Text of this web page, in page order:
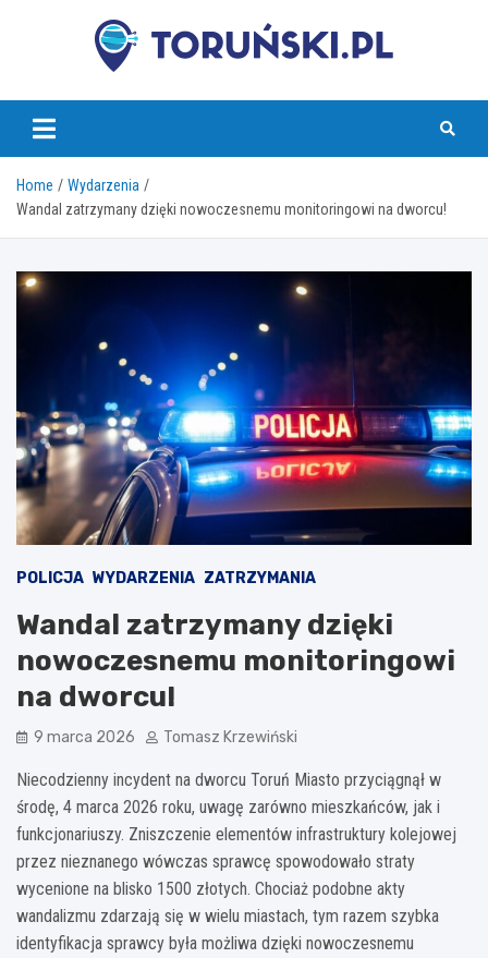
torunski.pl
Home
Wydarzenia
Wandal zatrzymany dzięki nowoczesnemu monitoringowi na dworcu!
POLICJA WYDARZENIA ZATRZYMANIA
Wandal zatrzymany dzięki
nowoczesnemu monitoringowi
na dworcu!
9 marca 2026 Tomasz Krzewiński
Niecodzienny incydent na dworcu Toruń Miasto przyciągnął w
środę, 4 marca 2026 roku, uwagę zarówno mieszkańców, jak i
funkcjonariuszy. Zniszczenie elementów infrastruktury kolejowej
przez nieznanego wówczas sprawcę spowodowało straty
wycenione na blisko 1500 złotych. Chociaż podobne akty
wandalizmu zdarzają się w wielu miastach, tym razem szybka
identyfikacja sprawcy była możliwa dzięki nowoczesnemu